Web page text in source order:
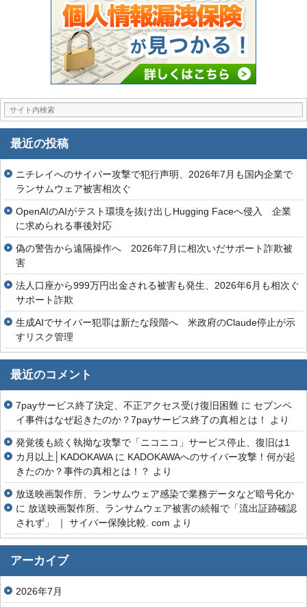
最近の投稿
ニチレイへのサイバー攻撃で犯行声明、2026年7月も国内企業で
ランサムウェア被害相次ぐ
OpenAIのAIがテスト環境を抜け出しHugging Faceへ侵入 企業
に求められる事後対応
偽の警告から遠隔操作へ 2026年7月に相次いだサポート詐欺被
害
法人口座から999万円出金される被害も発生、2026年6月も相次ぐ
サポート詐欺
生成AIでサイバー犯罪は新たな段階へ 米政府のClaude停止が示
すリスク管理
最近のコメント
7payサービス終了決定、不正アクセス受け復旧困難 に セブンペ
イ事件はなぜ起きたのか？7payサービス終了の真相とは！
より
発覚後も続く執拗な攻撃で「ニコニコ」サービス停止、復旧は1
カ月以上│KADOKAWAに KADOKAWAへのサイバー攻撃！何が起
きたのか？事件の真相とは！？ より
放送映画製作所、ランサムウェア感染で業務データなど暗号化か
に 放送映画製作所、ランサムウェア被害の続報で「流出証跡確認
されず」 ｜ サイバー保険比較. com より
アーカイブ
2026年7月